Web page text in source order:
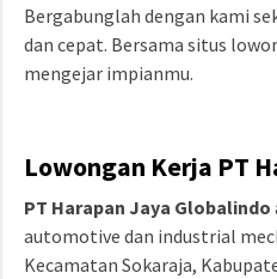
Bergabunglah dengan kami
dan cepat. Bersama situs
mengejar impianmu.
Lowongan Kerja PT
PT Harapan Jaya Globalindo
automotive dan industrial
Kecamatan Sokaraja,